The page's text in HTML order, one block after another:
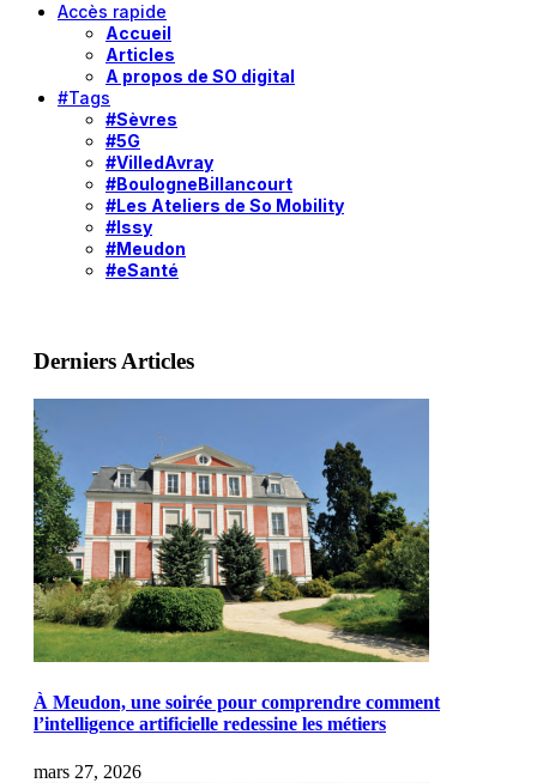
Accès rapide
Accueil
Articles
A propos de SO digital
#Tags
#Sèvres
#5G
#VilledAvray
#BoulogneBillancourt
#Les Ateliers de So Mobility
#Issy
#Meudon
#eSanté
Derniers Articles
À Meudon, une soirée pour comprendre comment
l’intelligence artificielle redessine les métiers
mars 27, 2026